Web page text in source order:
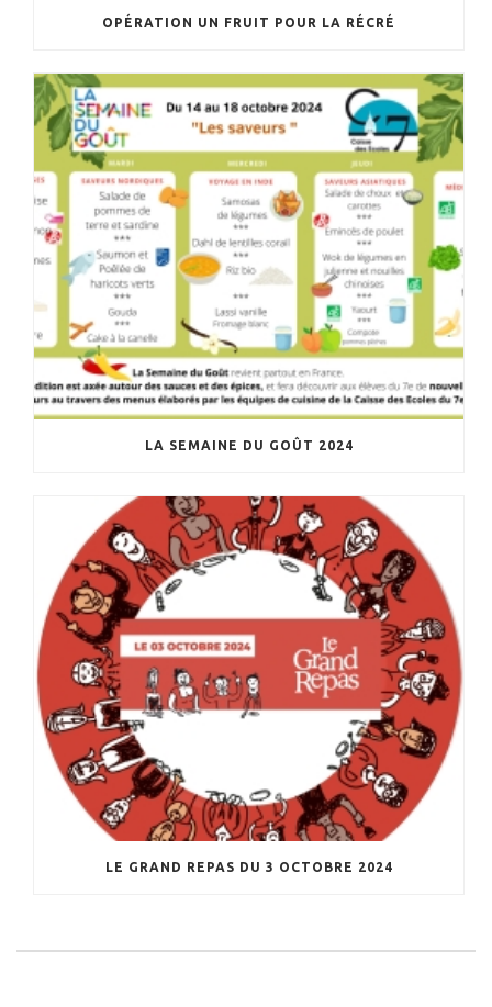
OPÉRATION UN FRUIT POUR LA RÉCRÉ
LA SEMAINE DU GOÛT 2024
LE GRAND REPAS DU 3 OCTOBRE 2024